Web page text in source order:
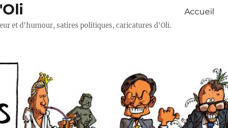
et d'humour, satires politiques, caricatures d'Oli.
Accueil